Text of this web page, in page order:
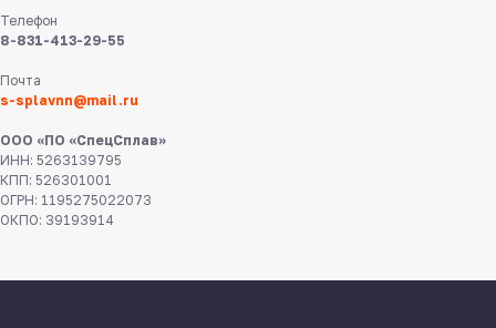
Телефон
8-831-413-29-55
Почта
s-splavnn@mail.ru
ООО «ПО «СпецСплав»
ИНН: 5263139795
КПП: 526301001
ОГРН: 1195275022073
ОКПО: 39193914
Нижний Новгород,
s-splavnn@mail.ru
Калькуляторы
Каталог